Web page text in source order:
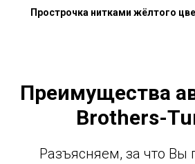
Прострочка нитками жёлтого
Преимущества
Brothers-
Разъясняем, за что Вы